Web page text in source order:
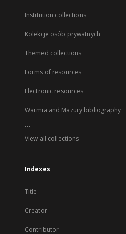
Institution collections
Kolekcje osób prywatnych
Themed collections
Forms of resources
Electronic resources
Warmia and Mazury bibliography
...
View all collections
Indexes
Title
Creator
Contributor